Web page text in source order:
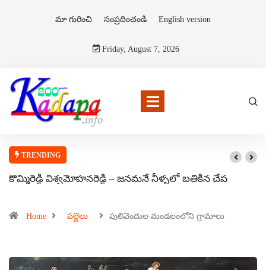
మా గురించి సంప్రదించండి English version
Friday, August 7, 2026
TRENDING
కొమ్మిరెడ్డి విశ్వమోహనరెడ్డి – జనమనే నీళ్ళలో బతికిన చేప
Home పల్లెలు పులివెందుల మండలంలోని గ్రామాలు